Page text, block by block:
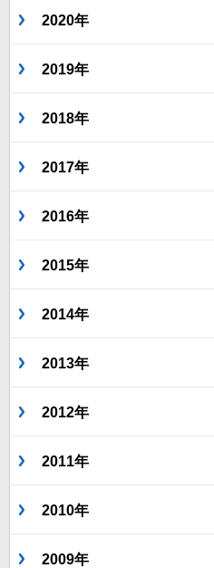
2020年
2019年
2018年
2017年
2016年
2015年
2014年
2013年
2012年
2011年
2010年
2009年